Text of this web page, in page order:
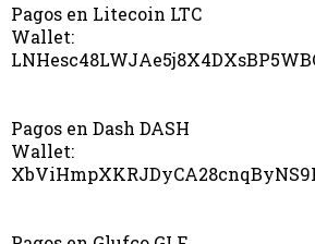
Pagos en Litecoin LTC
Wallet:
Pagos en Dash DASH
Wallet: